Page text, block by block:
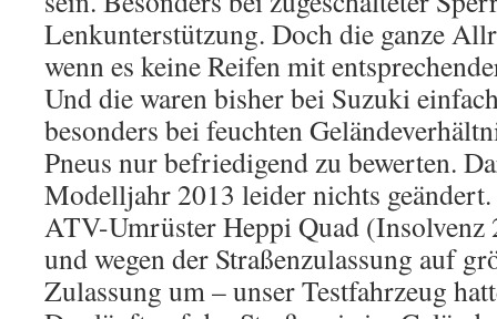
Lenkunterstützung. Doch die ganze
wenn es keine Reifen mit
Und die waren bisher bei Suzuki
besonders bei feuchten
Pneus nur befriedigend zu bewerten.
Modelljahr 2013 leider nichts
ATV-Umrüster Heppi Quad (Insolvenz
und wegen der Straßenzulassung auf
Zulassung um – unser Testfahrzeug